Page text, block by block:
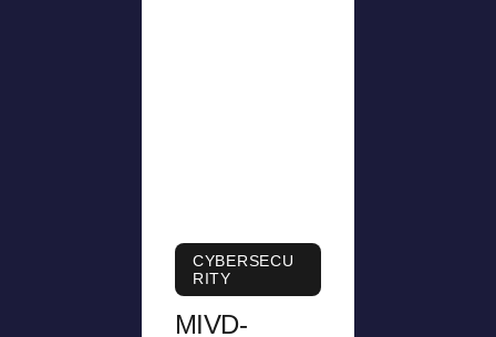
CYBERSECU
RITY
MIVD-